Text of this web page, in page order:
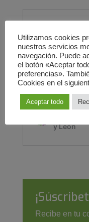
Recibe en tu
Utilizamos cookies
nuestros servicios
navegación. Puede
el botón «Aceptar
preferencias».
Cookies en el
Aceptar todo